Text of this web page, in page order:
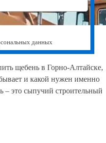
данных
щебень в Горно-Алтайске,
и какой нужен именно
– это сыпучий строительный